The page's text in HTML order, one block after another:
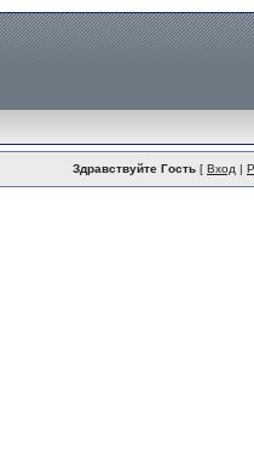
Здравствуйте Гость [ Вход |